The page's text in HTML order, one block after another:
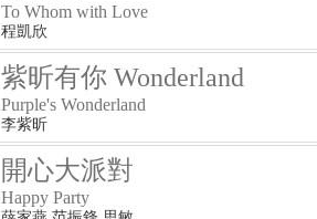
To Whom with Love
程凱欣
紫昕有你 Wonderland
Purple's Wonderland
李紫昕
開心大派對
Happy Party